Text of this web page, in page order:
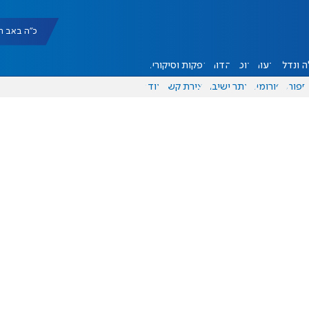
כ"ה באב תשפ"ו
ונדל"ן דעות אוכל יהדות הפקות וסיקורים
ספורט פורומים אתר ישיבה יצירת קשר עוד